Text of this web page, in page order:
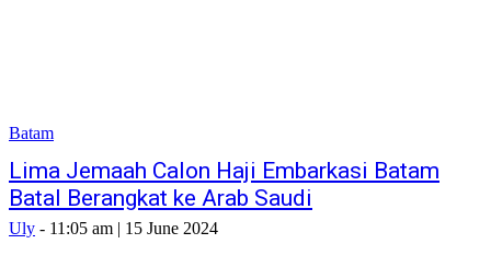
Batam
Lima Jemaah Calon Haji Embarkasi Batam
Batal Berangkat ke Arab Saudi
Uly - 11:05 am | 15 June 2024